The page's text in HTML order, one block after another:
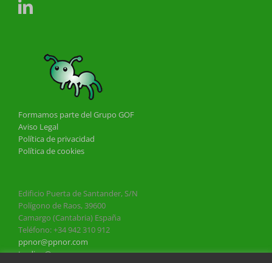
Formamos parte del Grupo GOF
Aviso Legal
Política de privacidad
Política de cookies
Edificio Puerta de Santander, S/N
Polígono de Raos, 39600
Camargo (Cantabria) España
Teléfono: +34 942 310 912
ppnor@ppnor.com
trading@ppnor.com